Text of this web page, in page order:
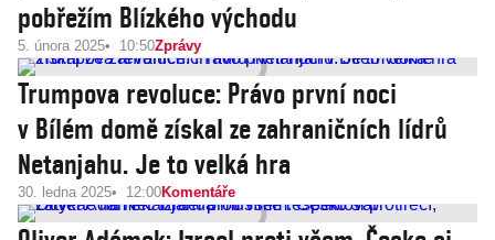
pobřežím Blízkého východu
5. února 2025 10:50Zprávy
Trumpova revoluce: Právo první noci
v Bílém domě získal ze zahraničních lídrů
Netanjahu. Je to velká hra
30. ledna 2025 12:00Komentáře